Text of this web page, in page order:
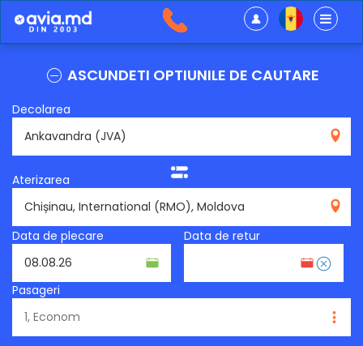
ASCUNDETI OPTIUNILE DE CAUTARE
Decolarea
Aterizarea
Data de plecare
Data de retur
Pasageri